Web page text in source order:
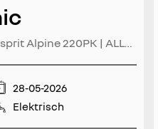
Alpine 220PK | ALLE
| | Solarbay
Adaptive Cruise
CarPlay
28-05-2026
Elektrisch